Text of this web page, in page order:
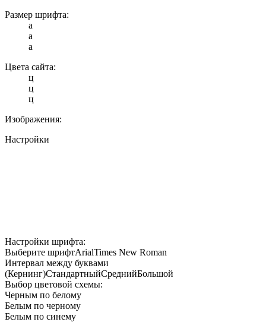
Размер шрифта:
a
a
a
Цвета сайта:
ц
ц
ц
Изображения:
Настройки
Настройки шрифта:
Выберите шрифтArialTimes New Roman
Интервал между буквами
(Кернинг)СтандартныйСреднийБольшой
Выбор цветовой схемы:
Черным по белому
Белым по черному
Белым по синему